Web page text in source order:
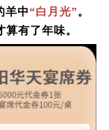
羊中“白月光”。
算有了年味。